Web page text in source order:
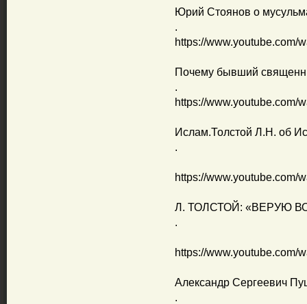
Юрий Стоянов о
.
https://www.youtube.com/
Почему бывший
.
https://www.youtube.com/
Ислам.Толстой Л.Н. об
.
https://www.youtube.com/
Л. ТОЛСТОЙ: «ВЕРУЮ
.
https://www.youtube.com/
Александр Сергеевич
.